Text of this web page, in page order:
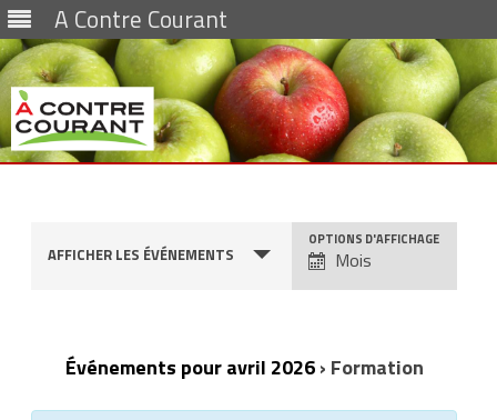
A Contre Courant
AFFICHER LES ÉVÉNEMENTS
i
g
OPTIONS D'AFFICHAGE
Mois
Événements pour avril 2026› Formation